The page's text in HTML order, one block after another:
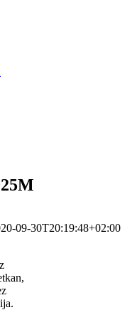
09-30T20:19:48+02:00